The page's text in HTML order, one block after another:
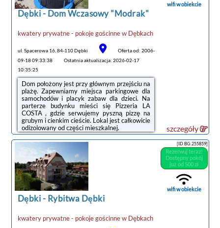
tanie noclegi
Dębki - Dom Wczasowy "Modrak"
kwatery prywatne - pokoje gościnnew Dębkach
ul. Spacerowa 16, 84-110 Dębki
Oferta od: 2006-
09-18 09:33:38
Ostatnia aktualizacja: 2026-02-17
10:35:25
Dom położony jest przy głównym przejściu na
plażę. Zapewniamy miejsca parkingowe dla
samochodów i placyk zabaw dla dzieci. Na
parterze budynku mieści się Pizzeria LA
COSTA , gdzie serwujemy pyszną pizzę na
grubym i cienkim cieście. Lokal jest całkowicie
odizolowany od części mieszkalnej.
Pokoje 2-3-4 osobowe znajdują się na piętrze.
Każdy pokój ma swoją łazienkę, odbiornik TV
i radio-budzik. Do wyposażenia należą też
kubki, talerze, sztućce i czajnik
bezprzewodowy. Na korytarzu znajduje się
kuchnia z dwu palnikową płytą gazową i
lodówką. Zapewniamy miłą obsługę.
wifi w obiekcie
szczegóły
noclegi Dębki
Dębki- Rybitwa Dębki
kwatery prywatne - pokoje gościnnew Dębkach
[ID BG.255859]
Rezerwuj teraz!
Dostępny pokój
już od 500 zł
wifi w obiekcie